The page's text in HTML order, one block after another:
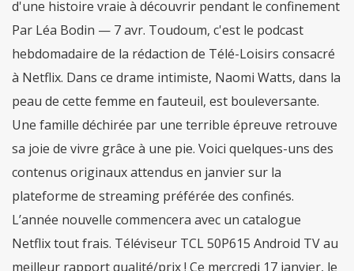
d'une histoire vraie à découvrir pendant le confinement
Par Léa Bodin — 7 avr. Toudoum, c'est le podcast
hebdomadaire de la rédaction de Télé-Loisirs consacré
à Netflix. Dans ce drame intimiste, Naomi Watts, dans la
peau de cette femme en fauteuil, est bouleversante.
Une famille déchirée par une terrible épreuve retrouve
sa joie de vivre grâce à une pie. Voici quelques-uns des
contenus originaux attendus en janvier sur la
plateforme de streaming préférée des confinés.
L’année nouvelle commencera avec un catalogue
Netflix tout frais. Téléviseur TCL 50P615 Android TV au
meilleur rapport qualité/prix ! Ce mercredi 17 janvier, le